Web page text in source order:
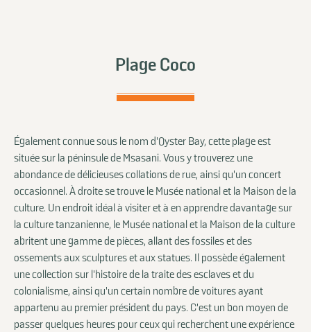
Plage Coco
Également connue sous le nom d'Oyster Bay, cette plage est
située sur la péninsule de Msasani. Vous y trouverez une
abondance de délicieuses collations de rue, ainsi qu'un concert
occasionnel. À droite se trouve le Musée national et la Maison de la
culture. Un endroit idéal à visiter et à en apprendre davantage sur
la culture tanzanienne, le Musée national et la Maison de la culture
abritent une gamme de pièces, allant des fossiles et des
ossements aux sculptures et aux statues. Il possède également
une collection sur l'histoire de la traite des esclaves et du
colonialisme, ainsi qu'un certain nombre de voitures ayant
appartenu au premier président du pays. C'est un bon moyen de
passer quelques heures pour ceux qui recherchent une expérience